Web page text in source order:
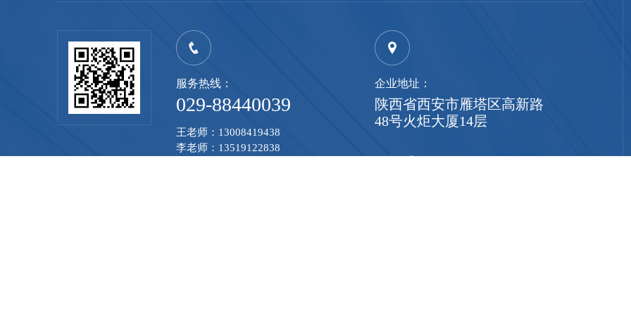
服务热线：
029-88440039
王老师：13008419438
李老师：13519122838
企业地址：
陕西省西安市雁塔区高新路
48号火炬大厦14层